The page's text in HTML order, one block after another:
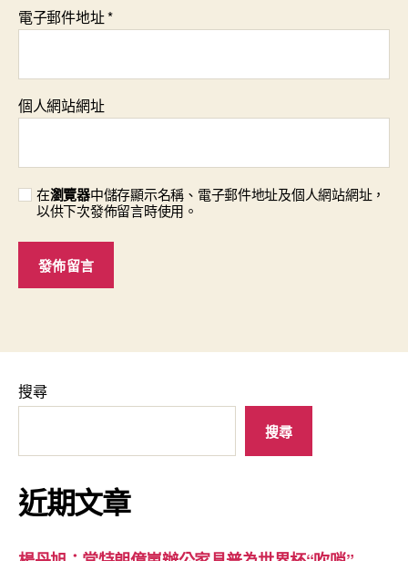
電子郵件地址*
個人網站網址
在瀏覽器中儲存顯示名稱、電子郵件地址及個人網站網址，
以供下次發佈留言時使用。
搜尋
搜尋
近期文章